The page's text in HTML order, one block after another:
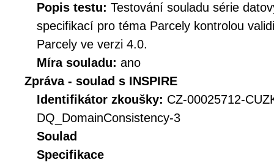
Popis testu: Testování souladu série
specifikací pro téma Parcely kontrolou
Parcely ve verzi 4.0.
Míra souladu: ano
Zpráva - soulad s INSPIRE
Identifikátor zkoušky: CZ-00025712-
DQ_DomainConsistency-3
Soulad
Specifikace